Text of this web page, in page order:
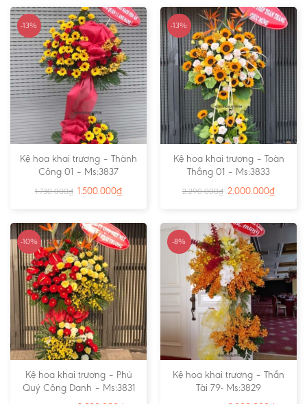
-13%
Kệ hoa khai trương – Thành
Công 01 – Ms:3837
1.730.000₫ 1.500.000₫
-13%
Kệ hoa khai trương – Toàn
Thắng 01 – Ms:3833
2.290.000₫ 2.000.000₫
-10%
Kệ hoa khai trương – Phú
Quý Công Danh – Ms:3831
-8%
Kệ hoa khai trương – Thần
Tài 79- Ms:3829